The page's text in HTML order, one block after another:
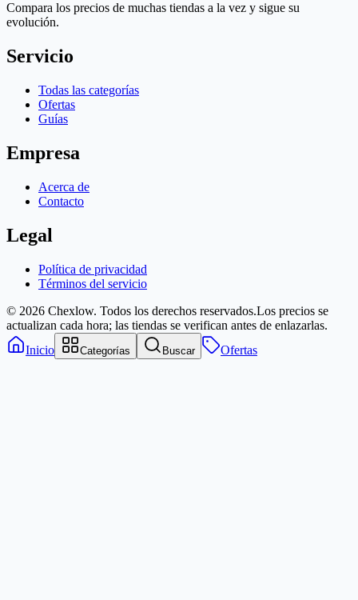
Compara los precios de muchas tiendas a la vez y sigue su
evolución.
Servicio
Todas las categorías
Ofertas
Guías
Empresa
Acerca de
Contacto
Legal
Política de privacidad
Términos del servicio
© 2026 Chexlow. Todos los derechos reservados.Los precios se
actualizan cada hora; las tiendas se verifican antes de enlazarlas.
Inicio
Categorías Buscar Ofertas